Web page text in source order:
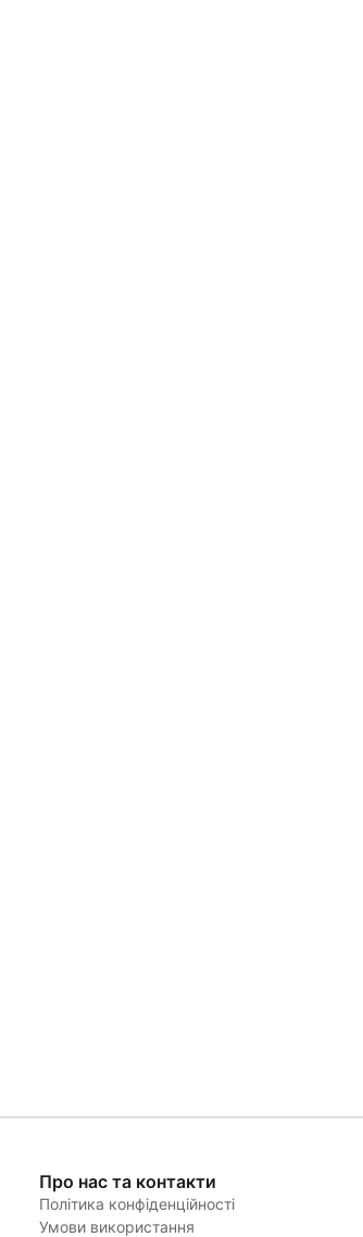
Про нас та контакти
Політика конфіденційності
Умови використання